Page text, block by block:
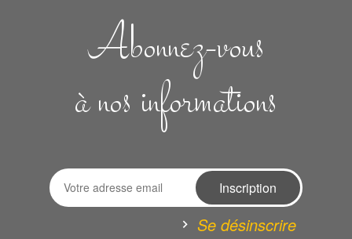
Abonnez-vous
à nos informations
Se désinscrire